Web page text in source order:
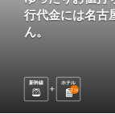
行代金には名古
ん。
新幹線
ホテル
2泊